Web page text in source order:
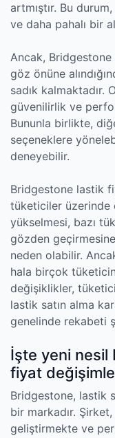
artmıştır. Bu
ve daha pahalı bir
Ancak, Bridgestone
göz önüne
sadık kalmaktadır.
güvenilirlik ve
Bununla birlikte,
seçeneklere
deneyebilir.
Bridgestone lastik
tüketiciler üzerinde
yükselmesi, bazı
gözden
neden olabilir.
hala birçok
değişiklikler,
lastik satın alma
genelinde rekabeti
İşte yeni nesil
fiyat
Bridgestone, lastik
bir markadır.
geliştirmekte ve